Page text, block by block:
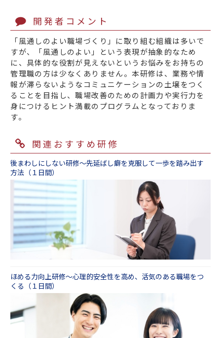
開発者コメント
「風通しのよい職場づくり」に取り組む組織は多いで
すが、「風通しのよい」という表現が抽象的なため
に、具体的な役割が見えないというお悩みをお持ちの
管理職の方は少なくありません。本研修は、業務や情
報が滞らないようなコミュニケーションの土壌をつく
ることを目指し、職場改善のための計画力や実行力を
身につけるヒント満載のプログラムとなっておりま
す。
関連おすすめ研修
後まわしにしない研修～先延ばし癖を克服して一歩を踏み出す
方法（１日間）
ほめる力向上研修～心理的安全性を高め、活気のある職場をつ
くる（１日間）